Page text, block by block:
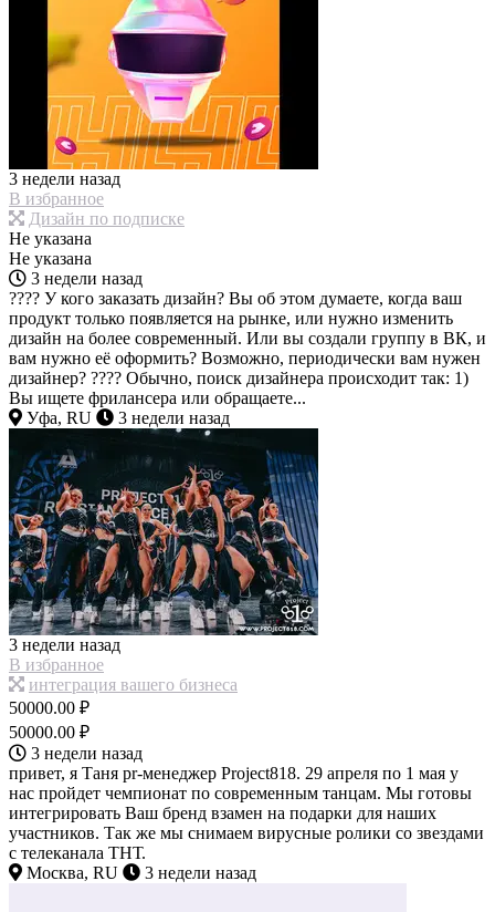
3 недели назад
В избранное
Дизайн по подписке
Не указана
Не указана
3 недели назад
???? У кого заказать дизайн? Вы об этом думаете, когда ваш
продукт только появляется на рынке, или нужно изменить
дизайн на более современный. Или вы создали группу в ВК, и
вам нужно её оформить? Возможно, периодически вам нужен
дизайнер? ???? Обычно, поиск дизайнера происходит так: 1)
Вы ищете фрилансера или обращаете...
Уфа, RU
3 недели назад
3 недели назад
В избранное
интеграция вашего бизнеса
50000.00 ₽
50000.00 ₽
3 недели назад
привет, я Таня pr-менеджер Project818. 29 апреля по 1 мая у
нас пройдет чемпионат по современным танцам. Мы готовы
интегрировать Ваш бренд взамен на подарки для наших
участников. Так же мы снимаем вирусные ролики со звездами
с телеканала ТНТ.
Москва, RU
3 недели назад